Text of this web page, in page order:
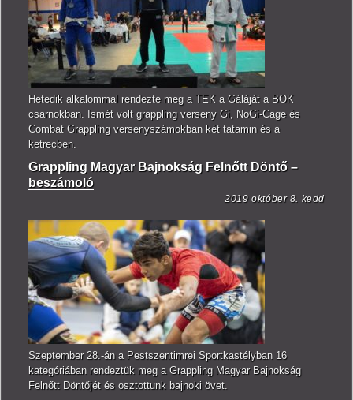
Hetedik alkalommal rendezte meg a TEK a Gáláját a BOK
csarnokban. Ismét volt grappling verseny Gi, NoGi-Cage és
Combat Grappling versenyszámokban két tatamin és a
ketrecben.
Grappling Magyar Bajnokság Felnőtt Döntő –
beszámoló
2019 október 8. kedd
Szeptember 28.-án a Pestszentimrei Sportkastélyban 16
kategóriában rendeztük meg a Grappling Magyar Bajnokság
Felnőtt Döntőjét és osztottunk bajnoki övet.